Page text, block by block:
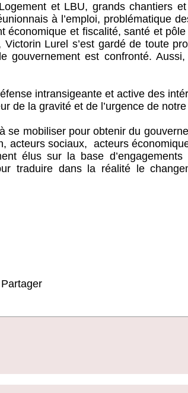
et LBU, grands chantiers
à l’emploi, problématique
et fiscalité, santé et pôle
Lurel s’est gardé de toute
gouvernement est confronté.
intransigeante et active des
de la gravité et de l’urgence de
se mobiliser pour obtenir du
acteurs sociaux, acteurs
élus sur la base d’engagements
traduire dans la réalité le